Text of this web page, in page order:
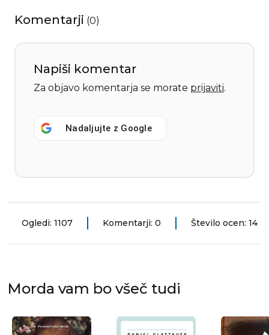
Komentarji (0)
Napiši komentar
Za objavo komentarja se morate prijaviti.
Nadaljujte z Google
Ogledi: 1107 Komentarji: 0 Število ocen: 14
Morda vam bo všeč tudi